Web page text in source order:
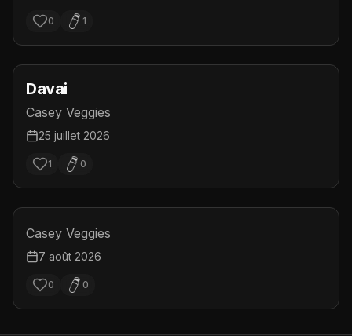
0 1
Davai
Casey Veggies
25 juillet 2026
1 0
Casey Veggies
7 août 2026
0 0